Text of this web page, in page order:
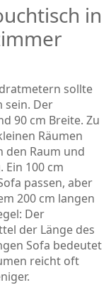
in
sollte
sein. Der
90 cm Breite. Zu
Räumen
den Raum und
100 cm
passen, aber
200 cm langen
Der
der Länge des
Sofa bedeutet
reicht oft